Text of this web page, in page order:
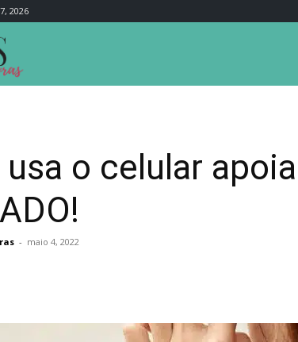
2026
o celular
- maio 4, 2022